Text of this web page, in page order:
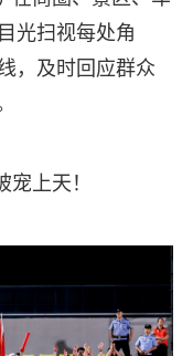
光扫视每处角
，及时回应群众
上天！